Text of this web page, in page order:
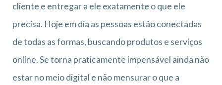
cliente e entregar a ele exatamente o que ele
precisa. Hoje em dia as pessoas estão conectadas
de todas as formas, buscando produtos e serviços
online. Se torna praticamente impensável ainda não
estar no meio digital e não mensurar o que a